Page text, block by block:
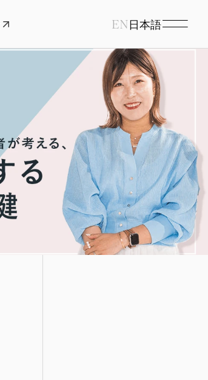
EN 日本語